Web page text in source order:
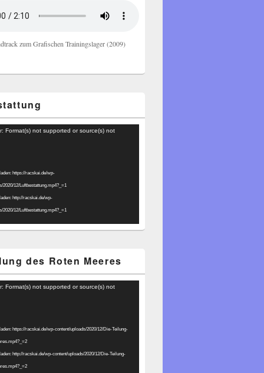
zum Grafischen Trainingslager (2009)
Format(s) not supported or source(s) not
https://racskai.de/wp-
2020/12/Luftbestattung.mp4?_=1
http://racskai.de/wp-
2020/12/Luftbestattung.mp4?_=1
des Roten Meeres
Format(s) not supported or source(s) not
https://racskai.de/wp-content/uploads/2020/12/Die-Teilung-
http://racskai.de/wp-content/uploads/2020/12/Die-Teilung-